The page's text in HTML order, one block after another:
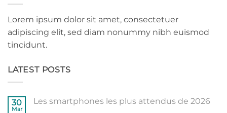
Lorem ipsum dolor sit amet, consectetuer
adipiscing elit, sed diam nonummy nibh euismod
tincidunt.
LATEST POSTS
30
Mar
Les smartphones les plus attendus de 2026